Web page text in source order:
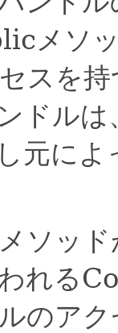
メソ
スを
ドル
元に
ソッ
れる
のア